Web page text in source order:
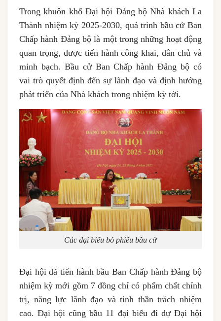
Trong khuôn khổ Đại hội Đảng bộ Nhà khách La
Thành nhiệm kỳ 2025-2030, quá trình bầu cử Ban
Chấp hành Đảng bộ là một trong những hoạt động
quan trọng, được tiến hành công khai, dân chủ và
minh bạch. Bầu cử Ban Chấp hành Đảng bộ có
vai trò quyết định đến sự lãnh đạo và định hướng
phát triển của Nhà khách trong nhiệm kỳ tới.
Các đại biểu bỏ phiếu bầu cử
Đại hội đã tiến hành bầu Ban Chấp hành Đảng bộ
nhiệm kỳ mới gồm 7 đồng chí có phẩm chất chính
trị, năng lực lãnh đạo và tinh thần trách nhiệm
cao. Đại hội cũng bầu 11 đại biểu đi dự Đại hội